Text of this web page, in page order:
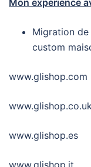
Migration
custom
www.glishop.com
www.glishop.co.uk
www.glishop.es
www.glishop.it